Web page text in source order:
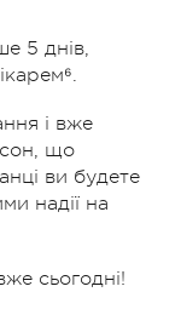
5 днів,
і вже
сон, що
ви будете
надії на
сьогодні!